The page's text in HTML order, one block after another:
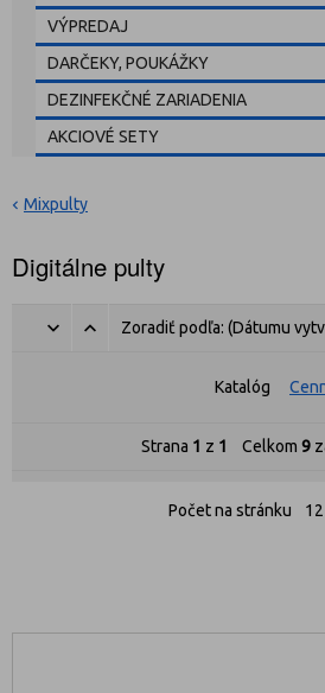
VÝPREDAJ
DARČEKY, POUKÁŽKY
DEZINFEKČNÉ ZARIADENIA
AKCIOVÉ SETY
Mixpulty
Digitálne pulty
Zoradiť podľa: (Dátumu
Katalóg
Strana 1 z 1 Celkom 9
Počet na stránku 12